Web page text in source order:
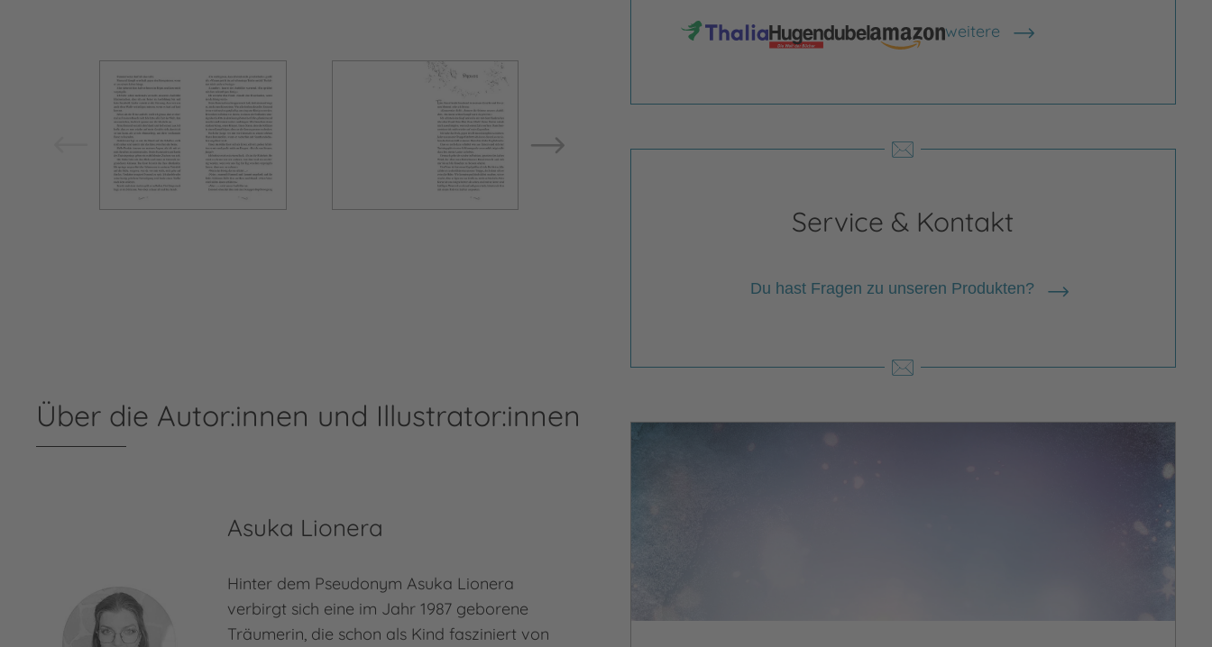
weitere
Shops anzeigen
Service & Kontakt
Du hast Fragen zu unseren Produkten?
Über die Autor:innen und Illustrator:innen
Asuka Lionera
Hinter dem Pseudonym Asuka Lionera
verbirgt sich eine im Jahr 1987 geborene
Träumerin, die schon als Kind fasziniert von